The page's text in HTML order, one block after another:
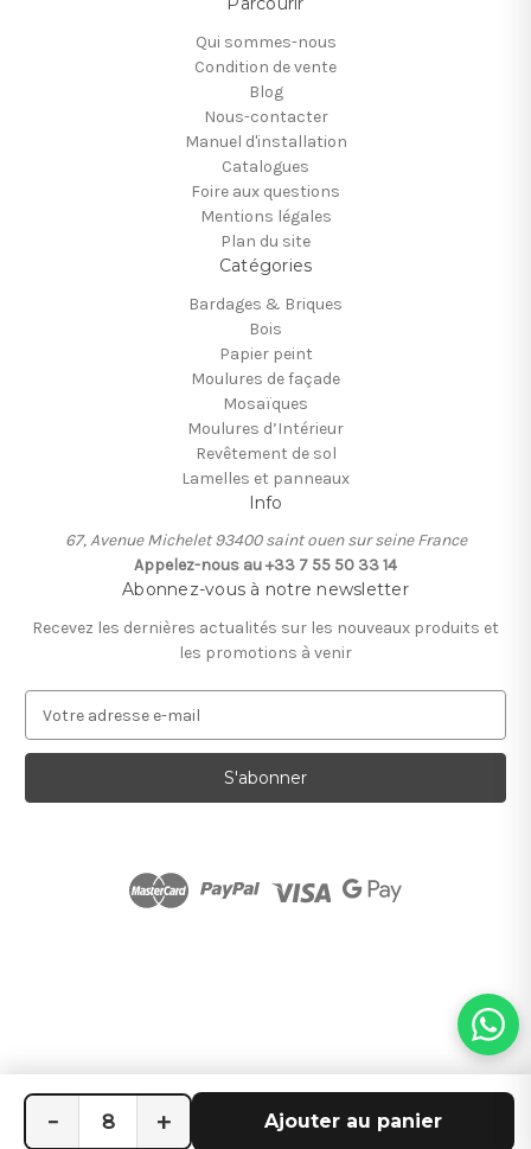
Qui sommes-nous
Condition de vente
Blog
Nous-contacter
Manuel d'installation
Catalogues
Foire aux questions
Mentions légales
Plan du site
Catégories
Bardages & Briques
Bois
Papier peint
Moulures de façade
Mosaïques
Moulures d’Intérieur
Revêtement de sol
Lamelles et panneaux
Info
67, Avenue Michelet 93400 saint ouen sur seine France
Appelez-nous au +33 7 55 50 33 14
Abonnez-vous à notre newsletter
Recevez les dernières actualités sur les nouveaux produits et
les promotions à venir
r
s
− + Ajouter au panier